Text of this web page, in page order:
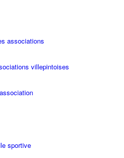
associations
villepintoises
sportive